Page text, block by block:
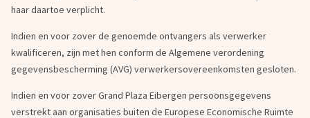
haar daartoe verplicht.
Indien en voor zover de genoemde ontvangers als verwerker
kwalificeren, zijn met hen conform de Algemene verordening
gegevensbescherming (AVG) verwerkersovereenkomsten gesloten.
Indien en voor zover Grand Plaza Eibergen persoonsgegevens
verstrekt aan organisaties buiten de Europese Economische Ruimte